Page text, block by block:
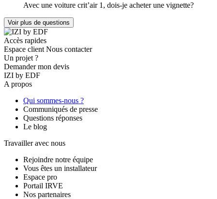
Avec une voiture crit’air 1, dois-je acheter une vignette?
Voir plus de questions
Accès rapides
Espace client Nous contacter
Un projet ?
Demander mon devis
IZI by EDF
A propos
Qui sommes-nous ?
Communiqués de presse
Questions réponses
Le blog
Travailler avec nous
Rejoindre notre équipe
Vous êtes un installateur
Espace pro
Portail IRVE
Nos partenaires